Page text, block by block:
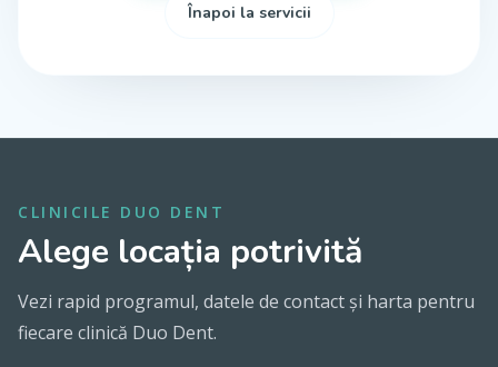
Înapoi la servicii
CLINICILE DUO DENT
Alege locația potrivită
Vezi rapid programul, datele de contact și harta pentru
fiecare clinică Duo Dent.